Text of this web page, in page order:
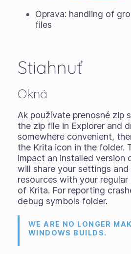
Oprava: handling of
files
Stiahnuť
Okná
Ak používate prenosné zip
the zip file in Explorer and
somewhere convenient,
the Krita icon in the folder.
impact an installed version
will share your settings and
resources with your
of Krita. For reporting
debug symbols folder.
WE ARE NO LONGER
WINDOWS BUILDS.